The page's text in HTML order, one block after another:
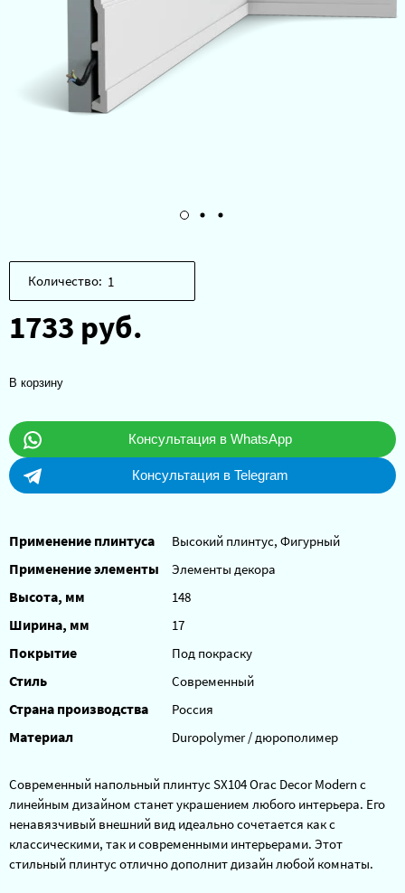
Количество:
1733 руб.
В корзину
Консультация в WhatsApp
Консультация в Telegram
Применение плинтуса Высокий плинтус, Фигурный
Применение элементы Элементы декора
Высота, мм 148
Ширина, мм 17
Покрытие Под покраску
Стиль Современный
Страна производства Россия
Материал Duropolymer / дюрополимер
Современный напольный плинтус SX104 Orac Decor Modern с
линейным дизайном станет украшением любого интерьера. Его
ненавязчивый внешний вид идеально сочетается как с
классическими, так и современными интерьерами. Этот
стильный плинтус отлично дополнит дизайн любой комнаты.